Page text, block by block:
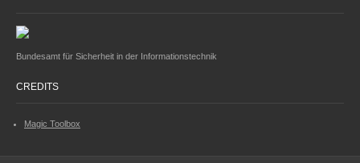
Bundesamt für Sicherheit in der Informationstechnik
CREDITS
Magic Toolbox